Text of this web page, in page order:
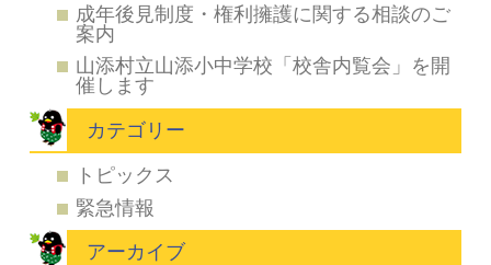
成年後見制度・権利擁護に関する相談のご
案内
山添村立山添小中学校「校舎内覧会」を開
催します
カテゴリー
トピックス
緊急情報
アーカイブ